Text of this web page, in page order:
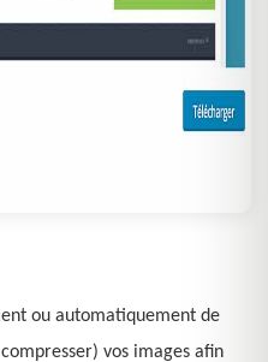
ou automatiquement de
vos images afin